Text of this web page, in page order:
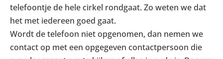
telefoontje de hele cirkel rondgaat. Zo weten we dat
het met iedereen goed gaat.
Wordt de telefoon niet opgenomen, dan nemen we
contact op met een opgegeven contactpersoon die